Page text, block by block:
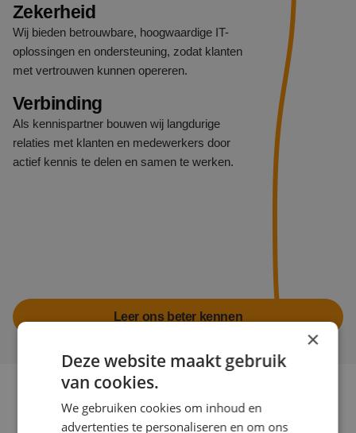
Zekerheid
Wij bieden betrouwbare, hoogwaardige IT-
oplossingen en ondersteuning, zodat klanten
met vertrouwen kunnen opereren.
Verbinding
Als kennispartner bouwen wij langdurige
relaties met klanten en medewerkers door
actief kennis te delen en samen te werken.
Leer ons beter kennen
Bekijk onze video
×
Deze website maakt gebruik
van cookies.
We gebruiken cookies om inhoud en
advertenties te personaliseren en om ons